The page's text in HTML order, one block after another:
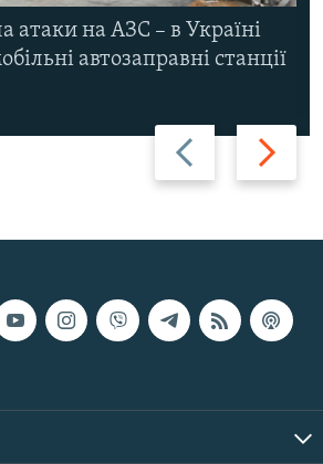
Назад Вперед
атаки на АЗС – в Україні
автозаправні станції